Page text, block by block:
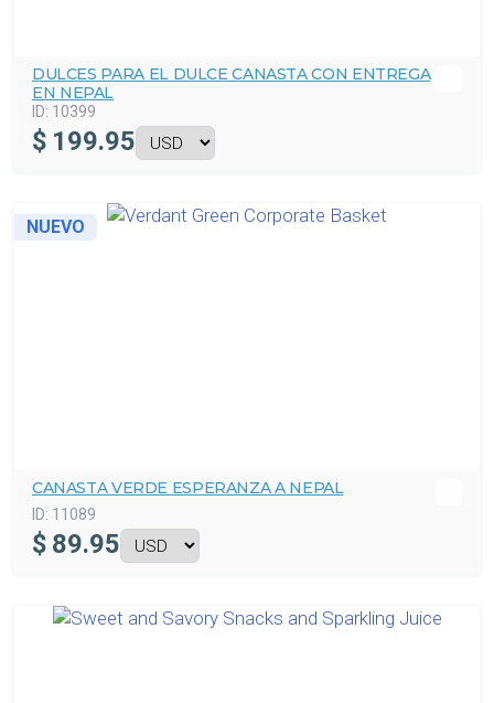
DULCES PARA EL DULCE CANASTA CON ENTREGA
EN NEPAL
ID: 10399
$ 199.95
NUEVO
CANASTA VERDE ESPERANZA A NEPAL
ID: 11089
$ 89.95